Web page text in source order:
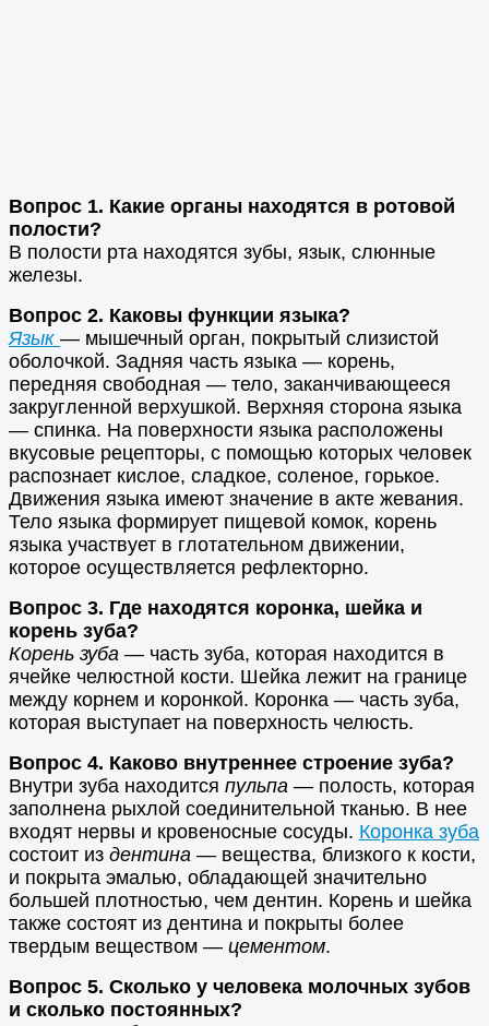
Вопрос 1. Какие органы находятся в ротовой
полости?
В полости рта находятся зубы, язык, слюнные
железы.
Вопрос 2. Каковы функции языка?
Язык — мышечный орган, покрытый слизистой
оболочкой. Задняя часть языка — корень,
передняя свободная — тело, заканчивающееся
закругленной верхушкой. Верхняя сторона языка
— спинка. На поверхности языка расположены
вкусовые рецепторы, с помощью которых человек
распознает кислое, сладкое, соленое, горькое.
Движения языка имеют значение в акте жевания.
Тело языка формирует пищевой комок, корень
языка участвует в глотательном движении,
которое осуществляется рефлекторно.
Вопрос 3. Где находятся коронка, шейка и
корень зуба?
Корень зуба — часть зуба, которая находится в
ячейке челюстной кости. Шейка лежит на границе
между корнем и коронкой. Коронка — часть зуба,
которая выступает на поверхность челюсть.
Вопрос 4. Каково внутреннее строение зуба?
Внутри зуба находится пульпа — полость, которая
заполнена рыхлой соединительной тканью. В нее
входят нервы и кровеносные сосуды. Коронка зуба
состоит из дентина — вещества, близкого к кости,
и покрыта эмалью, обладающей значительно
большей плотностью, чем дентин. Корень и шейка
также состоят из дентина и покрыты более
твердым веществом — цементом.
Вопрос 5. Сколько у человека молочных зубов
и сколько постоянных?